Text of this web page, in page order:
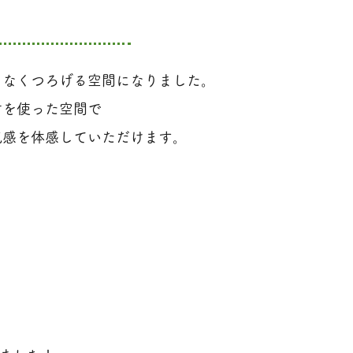
くつろげる空間になりました。
使った空間で
を体感していただけます。